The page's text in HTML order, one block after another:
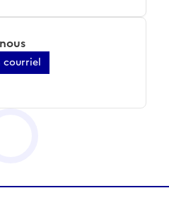
courriel